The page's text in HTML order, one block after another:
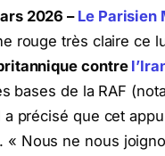
2026 – Le Parisien
rouge très claire ce
contre
bases de la RAF
a précisé que cet
« Nous ne nous